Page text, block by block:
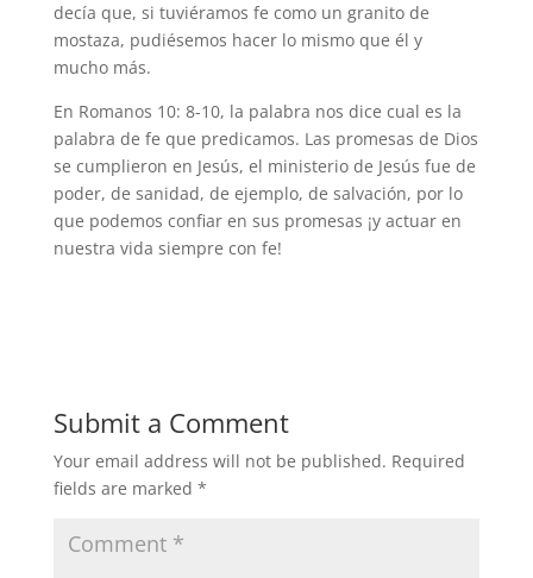
decía que, si tuviéramos fe como un granito de
mostaza, pudiésemos hacer lo mismo que él y
mucho más.
En Romanos 10: 8-10, la palabra nos dice cual es la
palabra de fe que predicamos. Las promesas de Dios
se cumplieron en Jesús, el ministerio de Jesús fue de
poder, de sanidad, de ejemplo, de salvación, por lo
que podemos confiar en sus promesas ¡y actuar en
nuestra vida siempre con fe!
Submit a Comment
Your email address will not be published. Required
fields are marked *